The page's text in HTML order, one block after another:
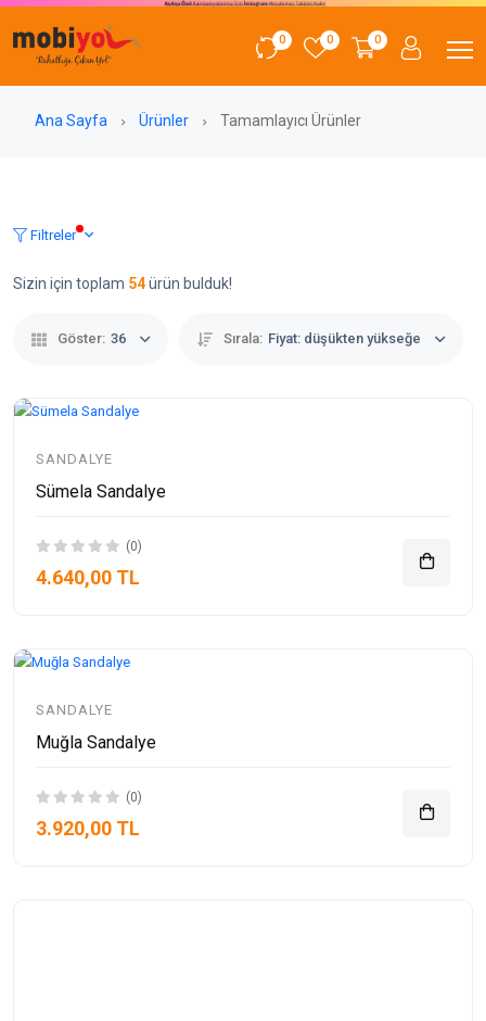
0 0 0
Ana Sayfa Ürünler Tamamlayıcı Ürünler
Filtreler
Sizin için toplam 54ürün bulduk!
Göster: 36 Sırala: Fiyat: düşükten yükseğe
SANDALYE
Sümela Sandalye
(0)
4.640,00 TL
SANDALYE
Muğla Sandalye
(0)
3.920,00 TL